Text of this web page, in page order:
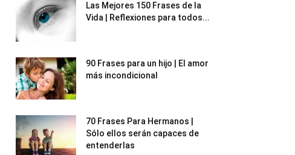
Las Mejores 150 Frases de la
Vida | Reflexiones para todos...
90 Frases para un hijo | El amor
más incondicional
70 Frases Para Hermanos |
Sólo ellos serán capaces de
entenderlas